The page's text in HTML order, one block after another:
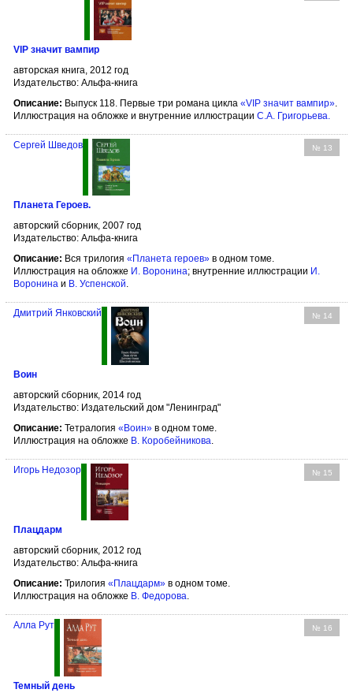
VIP значит вампир
авторская книга, 2012 год
Издательство: Альфа-книга
Описание: Выпуск 118. Первые три романа цикла «VIP значит вампир».
Иллюстрация на обложке и внутренние иллюстрации С.А. Григорьева.
№ 13
Сергей Шведов
Планета Героев.
авторский сборник, 2007 год
Издательство: Альфа-книга
Описание: Вся трилогия «Планета героев» в одном томе.
Иллюстрация на обложке И. Воронина; внутренние иллюстрации И.
Воронина и В. Успенской.
№ 14
Дмитрий Янковский
Воин
авторский сборник, 2014 год
Издательство: Издательский дом "Ленинград"
Описание: Тетралогия «Воин» в одном томе.
Иллюстрация на обложке В. Коробейникова.
№ 15
Игорь Недозор
Плацдарм
авторский сборник, 2012 год
Издательство: Альфа-книга
Описание: Трилогия «Плацдарм» в одном томе.
Иллюстрация на обложке В. Федорова.
№ 16
Алла Рут
Темный день